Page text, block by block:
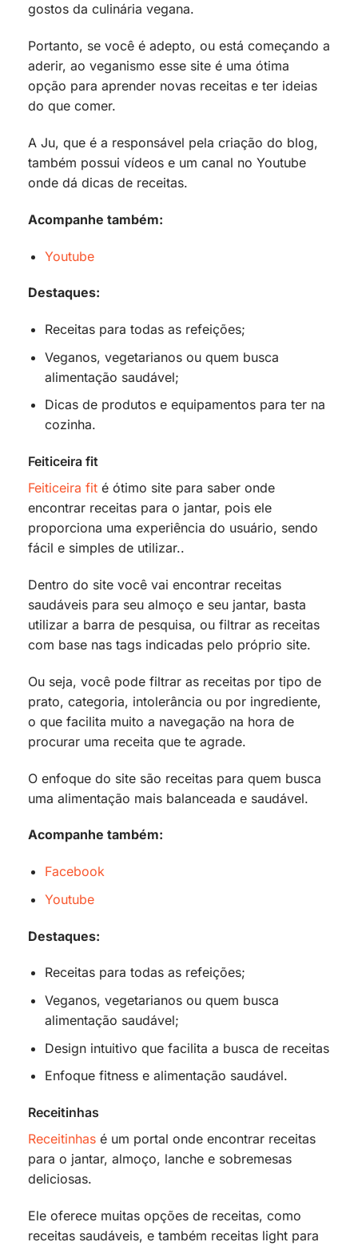
gostos da culinária vegana.
Portanto, se você é adepto, ou está começando a
aderir, ao veganismo esse site é uma ótima
opção para aprender novas receitas e ter ideias
do que comer.
A Ju, que é a responsável pela criação do blog,
também possui vídeos e um canal no Youtube
onde dá dicas de receitas.
Acompanhe também:
Youtube
Destaques:
Receitas para todas as refeições;
Veganos, vegetarianos ou quem busca
alimentação saudável;
Dicas de produtos e equipamentos para ter na
cozinha.
Feiticeira fit
Feiticeira fit é ótimo site para saber onde
encontrar receitas para o jantar, pois ele
proporciona uma experiência do usuário, sendo
fácil e simples de utilizar..
Dentro do site você vai encontrar receitas
saudáveis para seu almoço e seu jantar, basta
utilizar a barra de pesquisa, ou filtrar as receitas
com base nas tags indicadas pelo próprio site.
Ou seja, você pode filtrar as receitas por tipo de
prato, categoria, intolerância ou por ingrediente,
o que facilita muito a navegação na hora de
procurar uma receita que te agrade.
O enfoque do site são receitas para quem busca
uma alimentação mais balanceada e saudável.
Acompanhe também:
Facebook
Youtube
Destaques:
Receitas para todas as refeições;
Veganos, vegetarianos ou quem busca
alimentação saudável;
Design intuitivo que facilita a busca de receitas
Enfoque fitness e alimentação saudável.
Receitinhas
Receitinhas é um portal onde encontrar receitas
para o jantar, almoço, lanche e sobremesas
deliciosas.
Ele oferece muitas opções de receitas, como
receitas saudáveis, e também receitas light para